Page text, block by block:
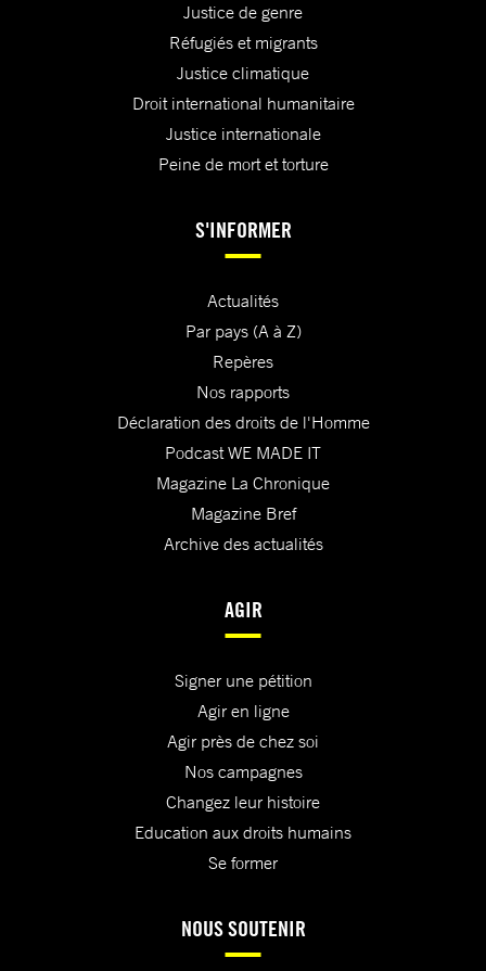
Justice de genre
Réfugiés et migrants
Justice climatique
Droit international humanitaire
Justice internationale
Peine de mort et torture
S'INFORMER
Actualités
Par pays (A à Z)
Repères
Nos rapports
Déclaration des droits de l'Homme
Podcast WE MADE IT
Magazine La Chronique
Magazine Bref
Archive des actualités
AGIR
Signer une pétition
Agir en ligne
Agir près de chez soi
Nos campagnes
Changez leur histoire
Education aux droits humains
Se former
NOUS SOUTENIR